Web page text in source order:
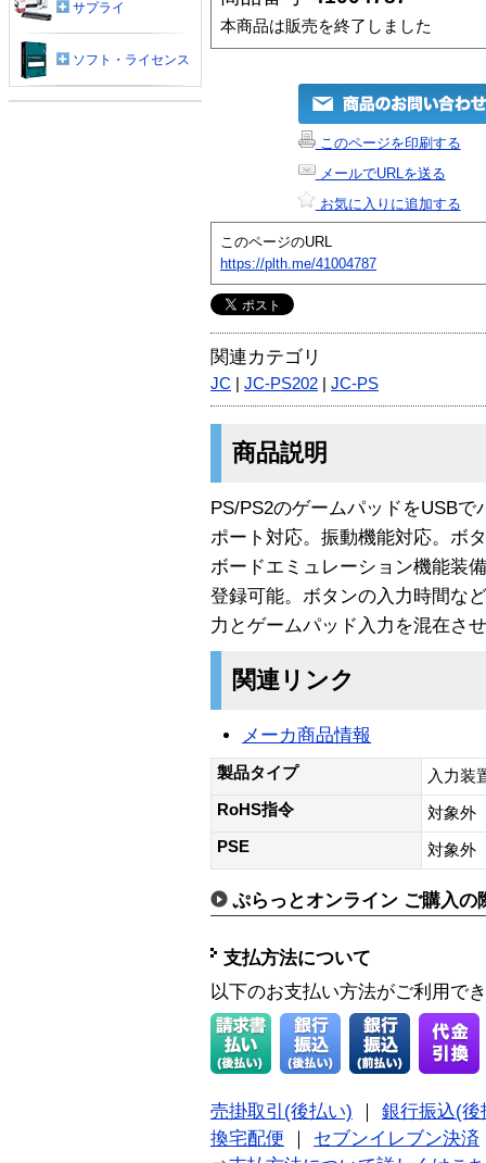
本商品は販売を終了しました
このページを印刷する
メールでURLを送る
お気に入りに追加する
このページのURL
https://plth.me/41004787
関連カテゴリ
JC JC-PS202 JC-PS
商品説明
PS/PS2のゲームパッドをUSB
ポート対応。振動機能対応。ボ
ボードエミュレーション機能装
登録可能。ボタンの入力時間な
力とゲームパッド入力を混在さ
関連リンク
メーカ商品情報
製品タイプ
入力装
RoHS指令
対象外
PSE
対象外
ぷらっとオンライン ご購入の
支払方法について
以下のお支払い方法がご利用で
売掛取引(後払い) ｜ 銀行振込(後
換宅配便 ｜ セブンイレブン決済
サプライ
ソフト・ライセンス